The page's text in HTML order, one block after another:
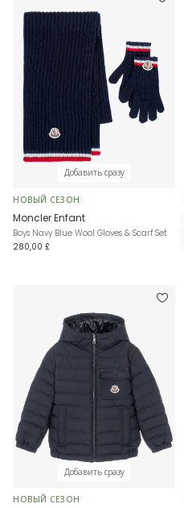
Добавить сразу
НОВЫЙ СЕЗОН
Moncler Enfant
Boys Navy Blue Wool Gloves & Scarf Set
280,00 £
Добавить сразу
НОВЫЙ СЕЗОН